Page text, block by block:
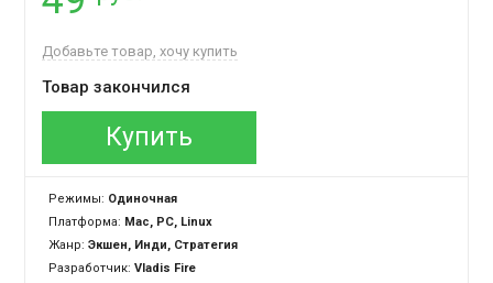
Добавьте товар, хочу купить
Товар закончился
Купить
Режимы: Одиночная
Платформа: Mac, PC, Linux
Жанр:Экшен, Инди, Стратегия
Разработчик:Vladis Fire